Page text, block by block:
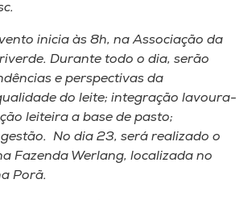
inicia às 8h, na Associação da
Durante todo o dia, serão
e perspectivas da
do leite; integração lavoura-
leiteira a base de pasto;
No dia 23, será realizado o
Fazenda Werlang, localizada no
Porã.